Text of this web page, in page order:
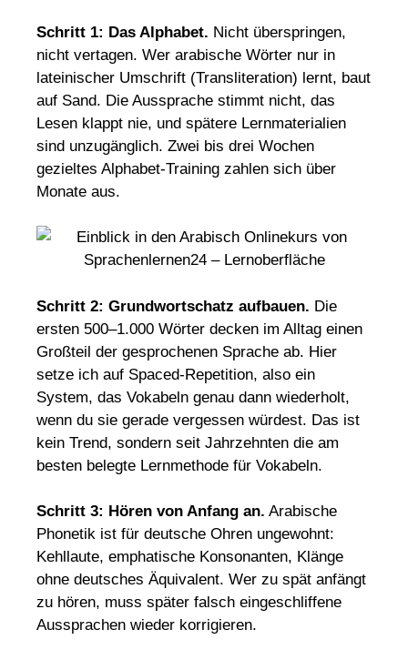
Schritt 1: Das Alphabet. Nicht überspringen,
nicht vertagen. Wer arabische Wörter nur in
lateinischer Umschrift (Transliteration) lernt, baut
auf Sand. Die Aussprache stimmt nicht, das
Lesen klappt nie, und spätere Lernmaterialien
sind unzugänglich. Zwei bis drei Wochen
gezieltes Alphabet-Training zahlen sich über
Monate aus.
Schritt 2: Grundwortschatz aufbauen. Die
ersten 500–1.000 Wörter decken im Alltag einen
Großteil der gesprochenen Sprache ab. Hier
setze ich auf Spaced-Repetition, also ein
System, das Vokabeln genau dann wiederholt,
wenn du sie gerade vergessen würdest. Das ist
kein Trend, sondern seit Jahrzehnten die am
besten belegte Lernmethode für Vokabeln.
Schritt 3: Hören von Anfang an. Arabische
Phonetik ist für deutsche Ohren ungewohnt:
Kehllaute, emphatische Konsonanten, Klänge
ohne deutsches Äquivalent. Wer zu spät anfängt
zu hören, muss später falsch eingeschliffene
Aussprachen wieder korrigieren.